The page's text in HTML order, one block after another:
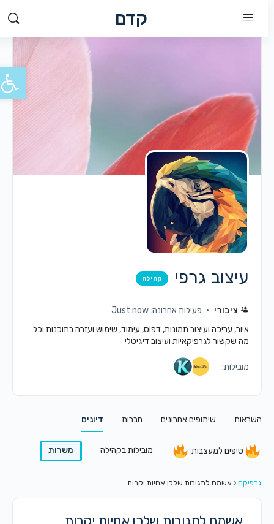
קדם
עיצוב גרפי קהילה
ציבורי
פעילות אחרונה: Just now
איור, עריכה ועיצוב תמונות, דפוס, עימוד, שימוש ועזרה בתוכנות וכל
מה שקשור לגרפיקאיות ועיצוב דיגיטלי
מובילות:
השראות שיתופים אחרונים חברות דיונים
טיפים למעצבות מובילות בקהילה משרות
גרפיקה ‹ אשמח לתגובות שלכן אחיות יקרות
פתח